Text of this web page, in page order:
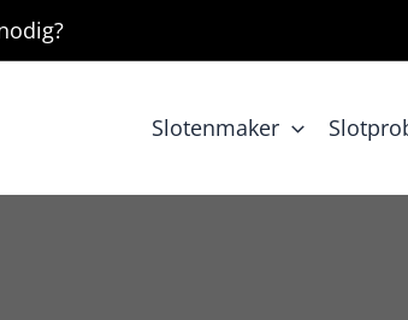
Slotenmaker